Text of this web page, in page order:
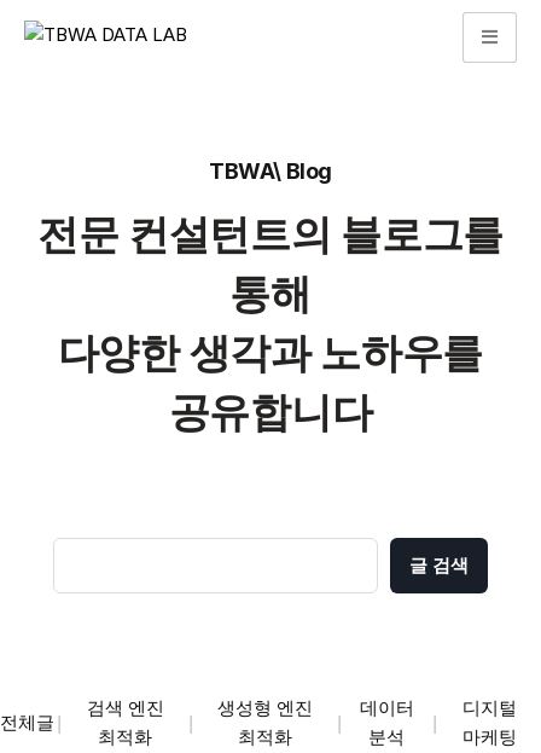
TBWA\ Blog
전문 컨설턴트의 블로그를
통해
다양한 생각과 노하우를
공유합니다
글 검색
전체글 |
검색 엔진
최적화
|
생성형 엔진
최적화
|
데이터
분석
|
디지털
마케팅